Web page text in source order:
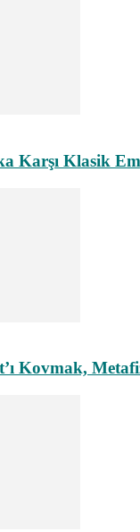
Karşı Klasik
Kovmak,